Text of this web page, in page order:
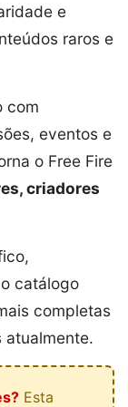
e
raros e
com
eventos e
o Free Fire
criadores
catálogo
completas
atualmente.
Esta